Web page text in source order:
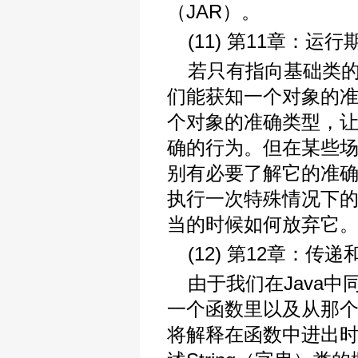
（JAR）。
(11) 第11章：运行
若只有指向基础类
们能获知一个对象的
个对象的准确类型，
确的行为。但在某些
别有必要了解它的准
执行一次特殊情况下
当的时候如何放弃它
(12) 第12章：传递
由于我们在Java中
一个函数里以及从那
将解释在函数中进出